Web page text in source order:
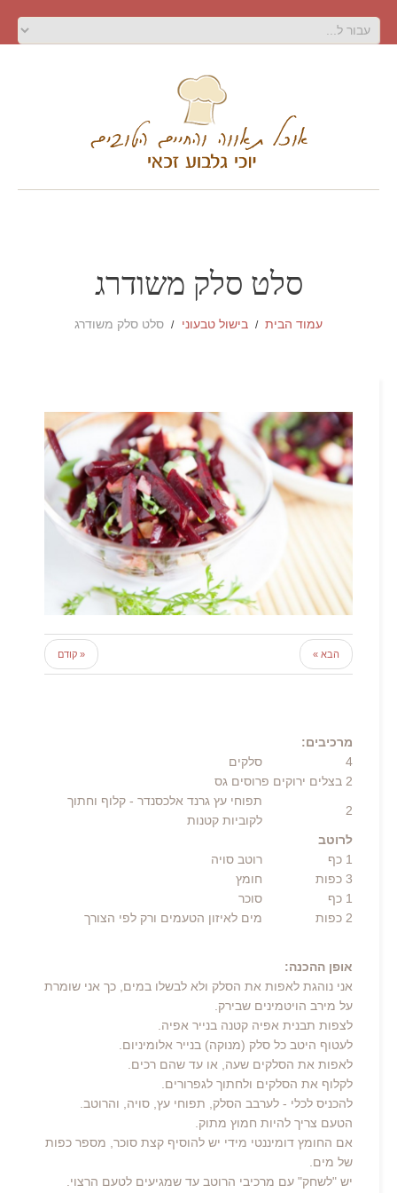
סלט סלק משודרג
עמוד הבית בישול טבעוני סלט סלק משודרג
« קודם הבא »
מרכיבים:
4
סלקים
2 בצלים ירוקים פרוסים גס
2
תפוחי עץ גרנד אלכסנדר - קלוף וחתוך
לקוביות קטנות
לרוטב
1 כף
רוטב סויה
3 כפות
חומץ
1 כף
סוכר
2 כפות
מים לאיזון הטעמים ורק לפי הצורך
אופן ההכנה:
אני נוהגת לאפות את הסלק ולא לבשלו במים, כך אני שומרת
על מירב הויטמינים שבירק.
לצפות תבנית אפיה קטנה בנייר אפיה.
לעטוף היטב כל סלק (מנוקה) בנייר אלומיניום.
לאפות את הסלקים שעה, או עד שהם רכים.
לקלוף את הסלקים ולחתוך לגפרורים.
להכניס לכלי - לערבב הסלק, תפוחי עץ, סויה, והרוטב.
הטעם צריך להיות חמוץ מתוק.
אם החומץ דומיננטי מידי יש להוסיף קצת סוכר, מספר כפות
של מים.
יש "לשחק" עם מרכיבי הרוטב עד שמגיעים לטעם הרצוי.